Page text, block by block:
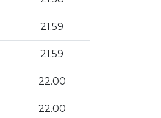
21.59
21.59
22.00
22.00